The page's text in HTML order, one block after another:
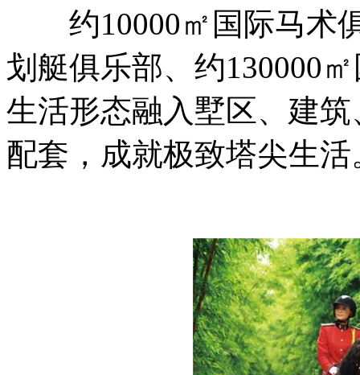
约10000㎡国际马术
划艇俱乐部、约130000
生活形态融入墅区、建
配套，成就极致塔尖生活